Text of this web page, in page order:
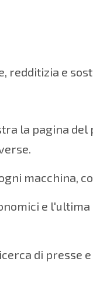
redditizia e
la pagina
macchina,
e
di